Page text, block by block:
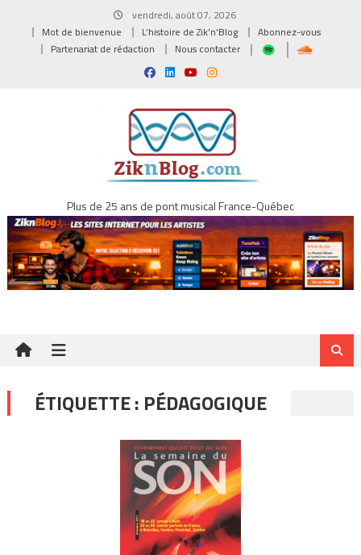
vendredi, août 07, 2026
Mot de bienvenue
L’histoire de Zik’n’Blog
Abonnez-vous
Partenariat de rédaction
Nous contacter
Plus de 25 ans de pont musical France-Québec
ÉTIQUETTE : PÉDAGOGIQUE